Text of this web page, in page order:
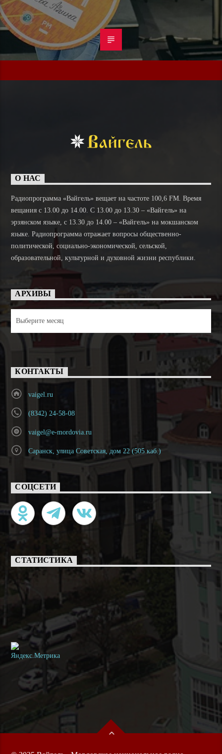
О НАС
Радиопрограмма «Вайгель» вещает на частоте 100,6 FM. Время
вещания с 13.00 до 14.00. C 13.00 до 13.30 – «Вайгель» на
эрзянском языке, с 13.30 до 14.00 – «Вайгель» на мокшанском
языке. Радиопрограмма отражает вопросы общественно-
политической, социально-экономической, сельской,
образовательной, культурной и духовной жизни республики.
АРХИВЫ
КОНТАКТЫ
vaigel.ru
(8342) 24-58-08
vaigel@e-mordovia.ru
Саранск, улица Советская, дом 22 (505 каб.)
СОЦСЕТИ
СТАТИСТИКА